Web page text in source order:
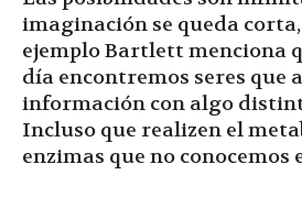
imaginación se queda
ejemplo Bartlett menciona
día encontremos seres que
información con algo
Incluso que realizen el
enzimas que no conocemos